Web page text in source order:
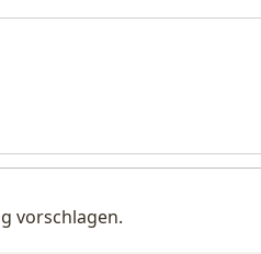
vorschlagen.